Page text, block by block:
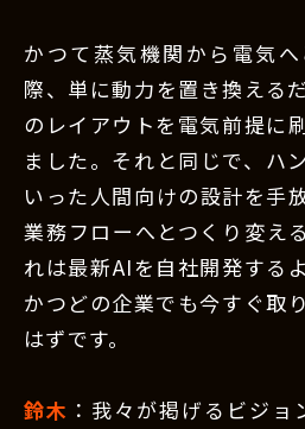
かつて蒸気機関から電気
際、単に動力を置き換える
のレイアウトを電気前提に
ました。それと同じで、ハ
いった人間向けの設計を手
業務フローへとつくり変え
れは最新AIを自社開発する
かつどの企業でも今すぐ取
はずです。
鈴木 ：我々が掲げるビジ